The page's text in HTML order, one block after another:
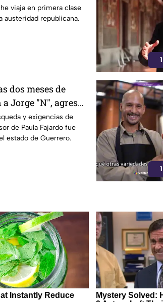
Madrid
viaja en primera clase
austeridad republicana.
dos meses de
Jorge "N", agresor
y exigencias de
de Paula Fajardo fue
estado de Guerrero.